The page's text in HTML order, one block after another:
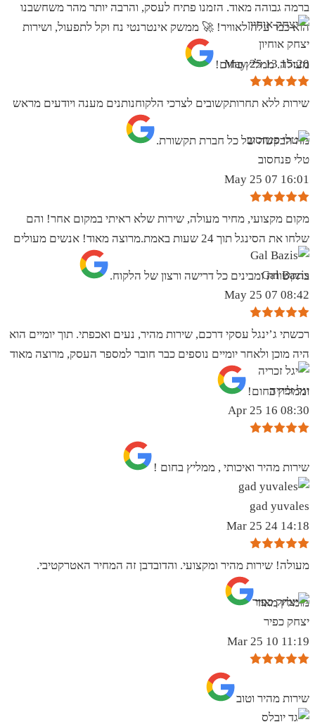
ברמה גבוהה מאוד. הזמנו פתיח לעסק, והרבה יותר מהר משחשבנו
הוא כבר עלה לאוויר! 🚀 ממשק אינטרנטי נח וקל לתפעול, ושירות
מעולה. ממליץ בחום!
יצחק אוחיון
15:20 13 May 25
שירות ללא תחרותקשובים לצרכי הלקוחנותנים מענה ויודעים מראש
מה הבקשה של כל חברת תקשורת.
טלי פנחסוב
16:01 07 May 25
מקום מקצועי, מחיר מעולה, שירות שלא ראיתי במקום אחר! והם
שלחו את הסינגל תוך 24 שעות באמת.מרוצה מאוד! אנשים מעולים
בתקשורת ומבינים כל דרישה ורצון של הלקוח.
Gal Bazis
08:42 07 May 25
רכשתי ג’ינגל עסקי דרכם, שירות מהיר, נעים ואכפתי. תוך יומיים הוא
היה מוכן ולאחר יומיים נוספים כבר חובר למספר העסק, מרוצה מאוד
וממליץ בחום!
יגל זכריה
08:30 16 Apr 25
שירות מהיר ואיכותי , ממליץ בחום !
gad yuvales
14:18 24 Mar 25
מעולה! שירות מהיר ומקצועי. והדובדבן זה המחיר האטרקטיבי.
מומלץ מאוד
יצחק כפיר
11:19 10 Mar 25
שירות מהיר וטוב